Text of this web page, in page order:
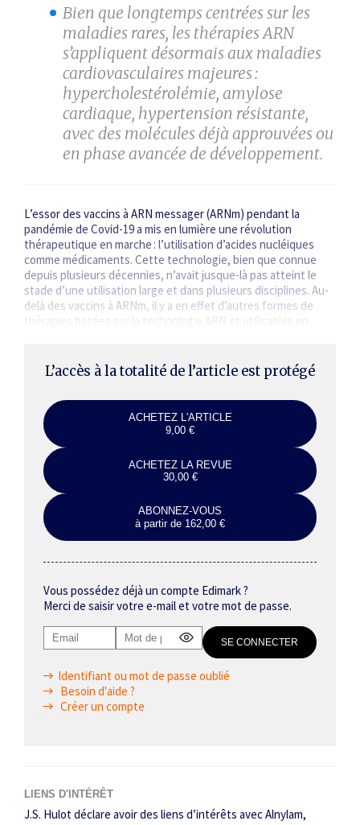
Bien que longtemps centrées sur les
maladies rares, les thérapies ARN
s’appliquent désormais aux maladies
cardiovasculaires majeures :
hypercholestérolémie, amylose
cardiaque, hypertension résistante,
avec des molécules déjà approuvées ou
en phase avancée de développement.
L’essor des vaccins à ARN messager (ARNm) pendant la
pandémie de Covid-19 a mis en lumière une révolution
thérapeutique en marche : l’utilisation d’acides nucléiques
comme médicaments. Cette technologie, bien que connue
depuis plusieurs décennies, n’avait jusque-là pas atteint le
stade d’une utilisation large et dans plusieurs disciplines. Au-
delà des vaccins à ARNm, il y a en effet d’autres formes de
thérapies basées sur la technologie ARN et utilisables en
L’accès à la totalité de l’article est protégé
ACHETEZ L'ARTICLE
9,00 €
ACHETEZ LA REVUE
30,00 €
ABONNEZ-VOUS
à partir de 162,00 €
Vous possédez déjà un compte Edimark ?
Merci de saisir votre e-mail et votre mot de passe.
Identifiant ou mot de passe oublié
Besoin d'aide ?
Créer un compte
LIENS D'INTÉRÊT
J.S. Hulot déclare avoir des liens d’intérêts avec Alnylam,